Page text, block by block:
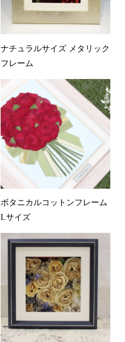
ナチュラルサイズ メタリック
フレーム
ボタニカルコットンフレーム
Lサイズ